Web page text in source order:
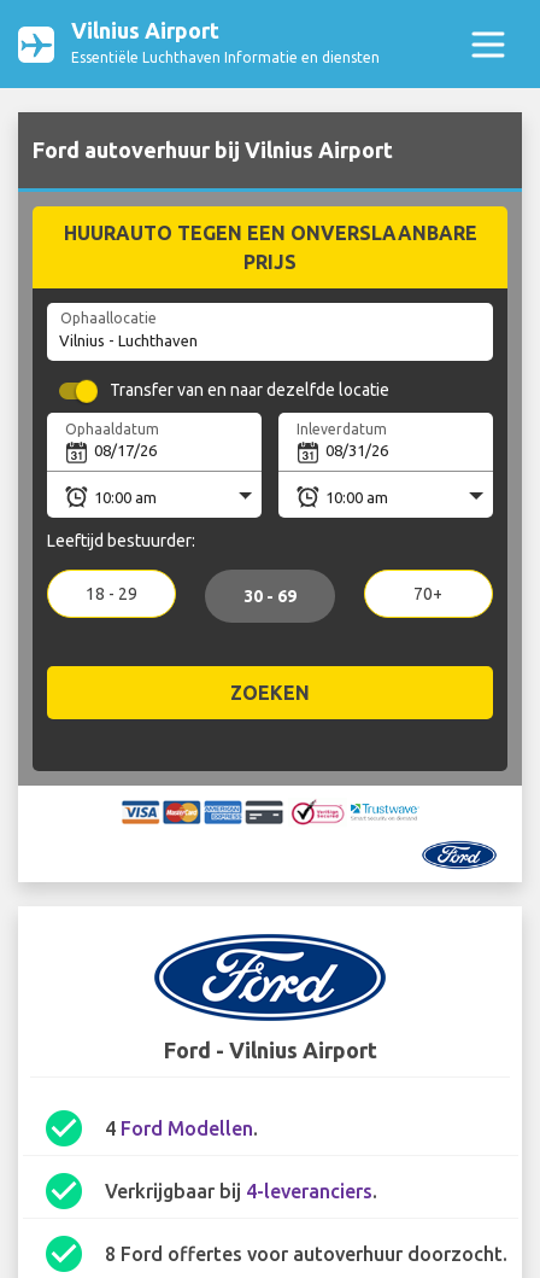
Vilnius Airport
Essentiële Luchthaven Informatie en diensten
Ford autoverhuur bij Vilnius Airport
HUURAUTO TEGEN EEN ONVERSLAANBARE
PRIJS
Ophaallocatie
Transfer van en naar dezelfde locatie
Ophaaldatum Inleverdatum
Leeftijd bestuurder:
18 - 29 30 - 69 70+
ZOEKEN
Ford - Vilnius Airport
check_circle 4 Ford Modellen.
check_circle Verkrijgbaar bij 4-leveranciers.
check_circle 8 Ford offertes voor autoverhuur doorzocht.